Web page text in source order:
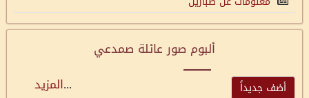
ألبوم صور عائلة صمدعي
أضف جديداً ...المزيد